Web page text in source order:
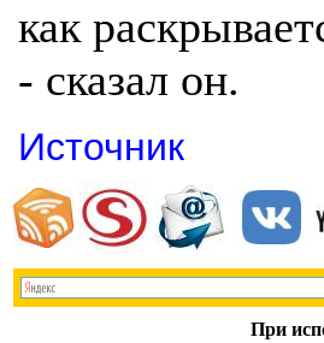
как
- сказал он.
Источник
При